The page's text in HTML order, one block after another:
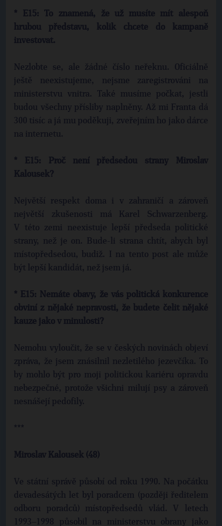
* E15: To znamená, že už musíte mít alespoň
hrubou představu, kolik chcete do kampaně
investovat.
Nezlobte se, ale žádné číslo neřeknu. Oficiálně
ještě neexistujeme, nejsme zaregistrováni na
ministerstvu vnitra. Také musíme počkat, jestli
budou všechny přísliby naplněny. Až mi Franta dá
300 tisíc a já mu poděkuji, zveřejním ho jako dárce
na internetu.
* E15: Proč není předsedou strany Miroslav
Kalousek?
Největší respekt doma i v zahraničí a zároveň
největší zkušenosti má Karel Schwarzenberg.
V této zemi neexistuje lepší předseda politické
strany, než je on. Bude-li strana chtít, abych byl
místopředsedou, budiž. I na tento post ale může
být lepší kandidát, než jsem já.
* E15: Nemáte obavy, že vás politická konkurence
obviní z nějaké nepravosti, že budete čelit nějaké
kauze jako v minulosti?
Nemohu vyloučit, že se v českých novinách objeví
zpráva, že jsem znásilnil nezletilého jezevčíka. To
by mohlo být pro moji politickou kariéru opravdu
nebezpečné, protože všichni milují psy a zároveň
nesnášejí pedofily.
***
Miroslav Kalousek (48)
Ve státní správě působí od roku 1990. Na počátku
devadesátých let byl poradcem (později ředitelem
odboru poradců) místopředsedů vlád. V letech
1993–1998 působil na ministerstvu obrany jako